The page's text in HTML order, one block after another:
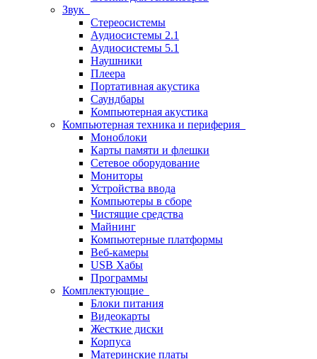
Звук
Стереосистемы
Аудиосистемы 2.1
Аудиосистемы 5.1
Наушники
Плеера
Портативная акустика
Саундбары
Компьютерная акустика
Компьютерная техника и периферия
Моноблоки
Карты памяти и флешки
Сетевое оборудование
Мониторы
Устройства ввода
Компьютеры в сборе
Чистящие средства
Майнинг
Компьютерные платформы
Веб-камеры
USB Хабы
Программы
Комплектующие
Блоки питания
Видеокарты
Жесткие диски
Корпуса
Материнские платы